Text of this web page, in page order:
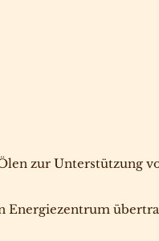
zur Unterstützung
Energiezentrum